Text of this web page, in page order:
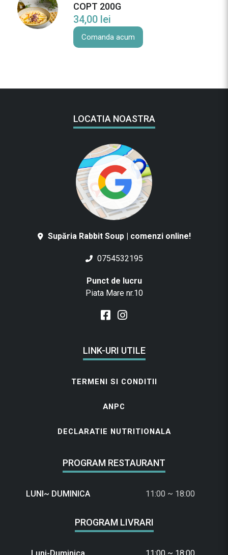
COPT 200G
34,00 lei
Comanda acum
LOCATIA NOASTRA
Supăria Rabbit Soup | comenzi online!
0754532195
Punct de lucru
Piata Mare nr.10
LINK-URI UTILE
TERMENI SI CONDITII
ANPC
DECLARATIE NUTRITIONALA
PROGRAM RESTAURANT
LUNI~ DUMINICA 11:00 ~ 18:00
PROGRAM LIVRARI